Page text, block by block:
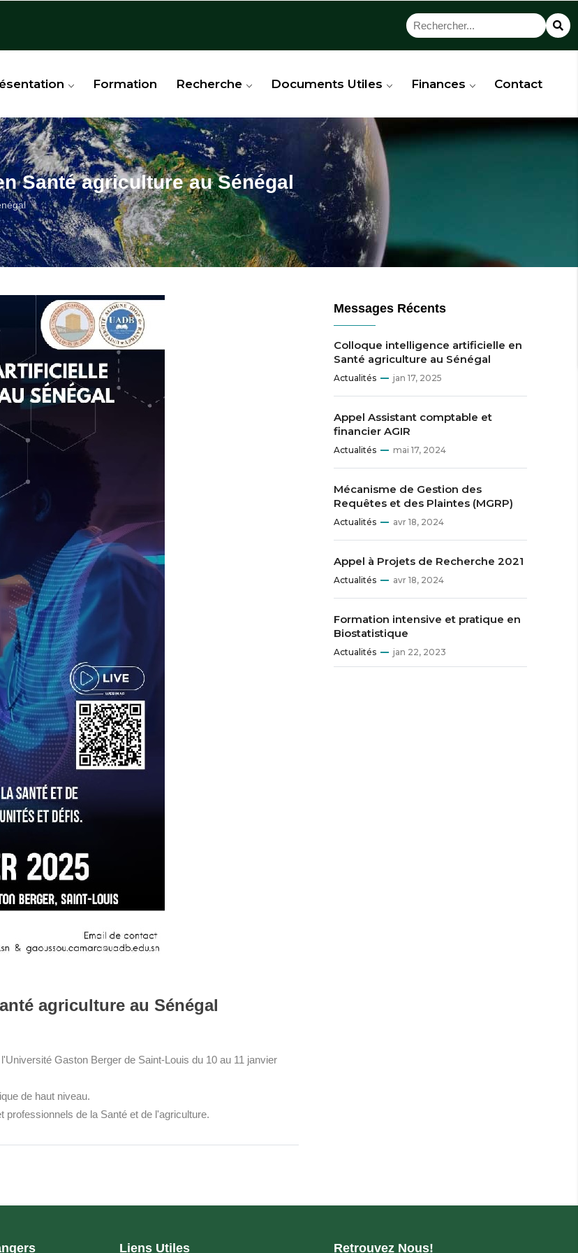
Formation Recherche Documents Utiles Finances Contact
Santé agriculture au Sénégal
agriculture au Sénégal
Gaston Berger de Saint-Louis du 10 au 11 janvier
de haut niveau.
de la Santé et de l'agriculture.
Messages Récents
Colloque intelligence artificielle en
Santé agriculture au Sénégal
Actualités jan 17, 2025
Appel Assistant comptable et
financier AGIR
Actualités mai 17, 2024
Mécanisme de Gestion des
Requêtes et des Plaintes (MGRP)
Actualités avr 18, 2024
Appel à Projets de Recherche 2021
Actualités avr 18, 2024
Formation intensive et pratique en
Biostatistique
Actualités jan 22, 2023
Liens Utiles Retrouvez Nous!